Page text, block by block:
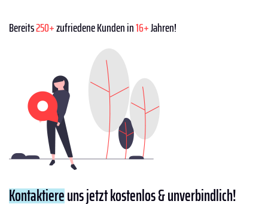
Bereits250+zufriedene Kunden in16+Jahren!
Kontaktiereuns jetzt kostenlos & unverbindlich!